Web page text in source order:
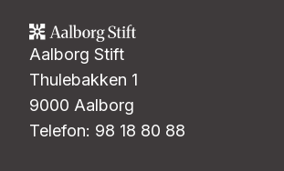
Aalborg Stift
Thulebakken 1
9000 Aalborg
Telefon: 98 18 80 88